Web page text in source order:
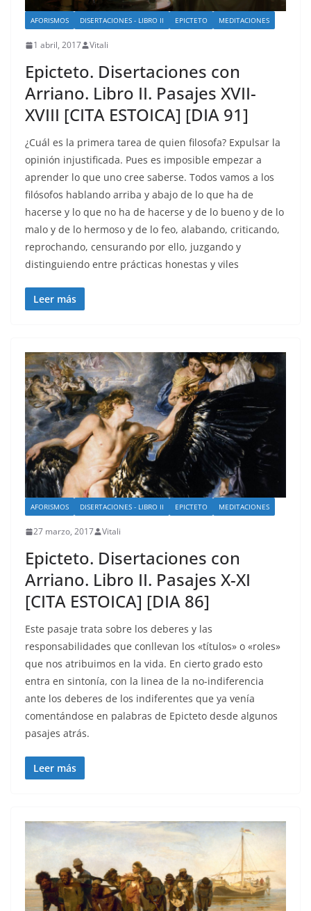
AFORISMOS DISERTACIONES - LIBRO II EPICTETO MEDITACIONES
1 abril, 2017 Vitali
Epicteto. Disertaciones con
Arriano. Libro II. Pasajes XVII-
XVIII [CITA ESTOICA] [DIA 91]
¿Cuál es la primera tarea de quien filosofa? Expulsar la
opinión injustificada. Pues es imposible empezar a
aprender lo que uno cree saberse. Todos vamos a los
filósofos hablando arriba y abajo de lo que ha de
hacerse y lo que no ha de hacerse y de lo bueno y de lo
malo y de lo hermoso y de lo feo, alabando, criticando,
reprochando, censurando por ello, juzgando y
distinguiendo entre prácticas honestas y viles
Leer más
AFORISMOS DISERTACIONES - LIBRO II EPICTETO MEDITACIONES
27 marzo, 2017 Vitali
Epicteto. Disertaciones con
Arriano. Libro II. Pasajes X-XI
[CITA ESTOICA] [DIA 86]
Este pasaje trata sobre los deberes y las
responsabilidades que conllevan los «títulos» o «roles»
que nos atribuimos en la vida. En cierto grado esto
entra en sintonía, con la linea de la no-indiferencia
ante los deberes de los indiferentes que ya venía
comentándose en palabras de Epicteto desde algunos
pasajes atrás.
Leer más